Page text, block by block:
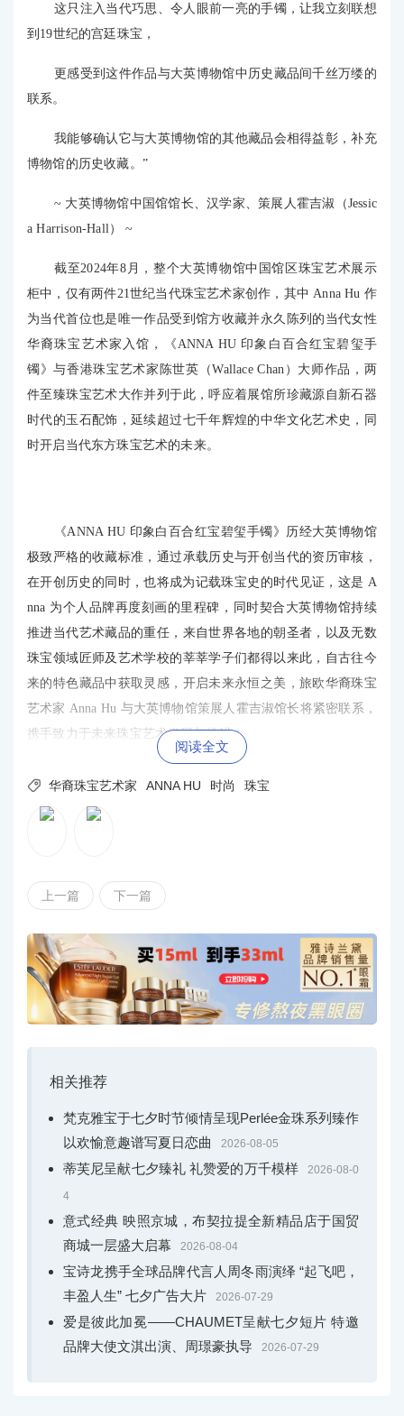
这只注入当代巧思、令人眼前一亮的手镯，让我立刻联想
到19世纪的宫廷珠宝，
更感受到这件作品与大英博物馆中历史藏品间千丝万缕的
联系。
我能够确认它与大英博物馆的其他藏品会相得益彰，补充
博物馆的历史收藏。”
~ 大英博物馆中国馆馆长、汉学家、策展人霍吉淑（Jessic
a Harrison-Hall） ~
截至2024年8月，整个大英博物馆中国馆区珠宝艺术展示
柜中，仅有两件21世纪当代珠宝艺术家创作，其中 Anna Hu 作
为当代首位也是唯一作品受到馆方收藏并永久陈列的当代女性
华裔珠宝艺术家入馆，《ANNA HU 印象白百合红宝碧玺手
镯》与香港珠宝艺术家陈世英（Wallace Chan）大师作品，两
件至臻珠宝艺术大作并列于此，呼应着展馆所珍藏源自新石器
时代的玉石配饰，延续超过七千年辉煌的中华文化艺术史，同
时开启当代东方珠宝艺术的未来。
《ANNA HU 印象白百合红宝碧玺手镯》历经大英博物馆
极致严格的收藏标准，通过承载历史与开创当代的资历审核，
在开创历史的同时，也将成为记载珠宝史的时代见证，这是 A
nna 为个人品牌再度刻画的里程碑，同时契合大英博物馆持续
推进当代艺术藏品的重任，来自世界各地的朝圣者，以及无数
珠宝领域匠师及艺术学校的莘莘学子们都得以来此，自古往今
来的特色藏品中获取灵感，开启未来永恒之美，旅欧华裔珠宝
艺术家 Anna Hu 与大英博物馆策展人霍吉淑馆长将紧密联系，
携手致力于未来珠宝艺术发展与推进！
阅读全文
 华裔珠宝艺术家 ANNA HU 时尚 珠宝
上一篇 下一篇
相关推荐
梵克雅宝于七夕时节倾情呈现Perlée金珠系列臻作
以欢愉意趣谱写夏日恋曲
2026-08-05
蒂芙尼呈献七夕臻礼 礼赞爱的万千模样 2026-08-0
4
意式经典 映照京城，布契拉提全新精品店于国贸
商城一层盛大启幕
2026-08-04
宝诗龙携手全球品牌代言人周冬雨演绎 “起飞吧，
丰盈人生” 七夕广告大片
2026-07-29
爱是彼此加冕——CHAUMET呈献七夕短片 特邀
品牌大使文淇出演、周璟豪执导
2026-07-29